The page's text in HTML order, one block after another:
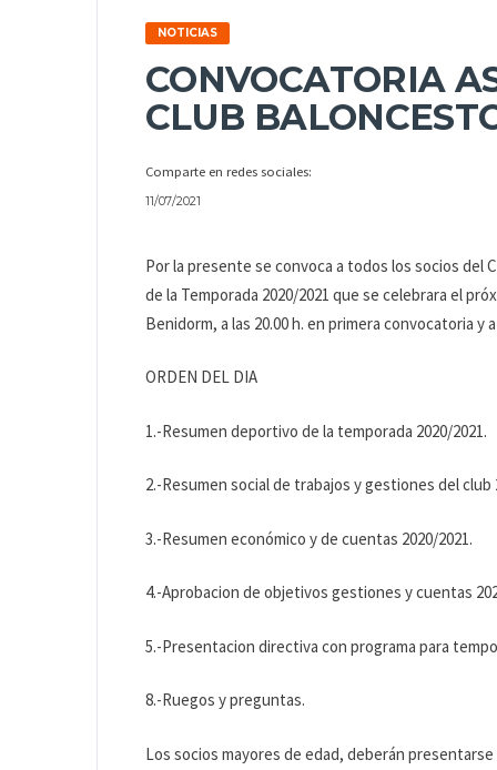
NOTICIAS
CONVOCATORIA
CLUB
Comparte en redes sociales:
11/07/2021
Por la presente se convoca a todos los socios del
de la Temporada 2020/2021 que se celebrara el
Benidorm, a las 20.00 h. en primera convocatoria y
ORDEN DEL DIA
1.-Resumen deportivo de la temporada 2020/2021.
2.-Resumen social de trabajos y gestiones del club
3.-Resumen económico y de cuentas 2020/2021.
4.-Aprobacion de objetivos gestiones y cuentas
5.-Presentacion directiva con programa para
8.-Ruegos y preguntas.
Los socios mayores de edad, deberán